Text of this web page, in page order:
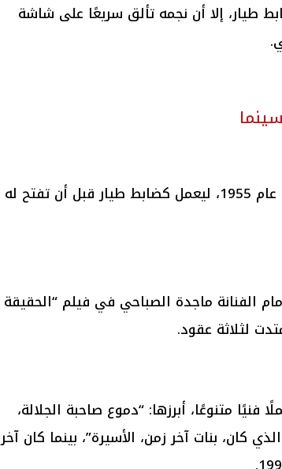
طيار، إلا أن نجمه تألق سريعًا على شاشة
تخرج إيهاب نافع في الكلية الجوية عام 1955، ليعمل كضابط طيار قبل أن تفتح له
أمام الفنانة ماجدة الصباحي في فيلم “الحقيقة
لثلاثة عقود.
مسيرته شارك في نحو 20 عملًا فنيًا متنوعًا، أبرزها: “دموع صاحبة الجلالة،
كان، بنات آخر زمن، الأسيرة”، بينما كان آخر